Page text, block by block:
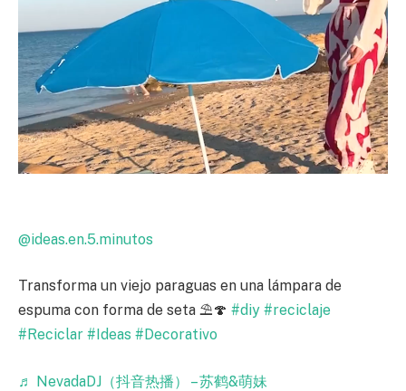
@ideas.en.5.minutos
Transforma un viejo paraguas en una lámpara de
espuma con forma de seta ⛱🍄 #diy #reciclaje
#Reciclar #Ideas #Decorativo
♬ NevadaDJ（抖音热播） – 苏鹤&萌妹